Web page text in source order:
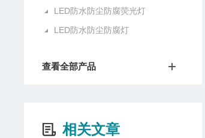
LED防水防尘防腐荧光灯
LED防水防尘防腐灯
查看全部产品
相关文章